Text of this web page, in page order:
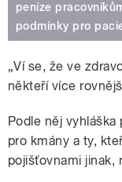
peníze
podmínky pro
„Ví se, že ve
někteří více
Podle něj
pro kmány a ty,
pojišťovnami jinak,